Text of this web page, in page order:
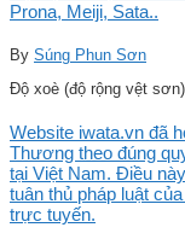
Prona, Meiji, Sata..
By Súng Phun Sơn
Độ xoè (độ rộng vệt
Website iwata.vn đã
Thương theo đúng
tại Việt Nam. Điều
tuân thủ pháp luật
trực tuyến.